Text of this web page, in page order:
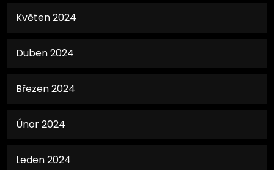
Květen 2024
Duben 2024
Březen 2024
Únor 2024
Leden 2024